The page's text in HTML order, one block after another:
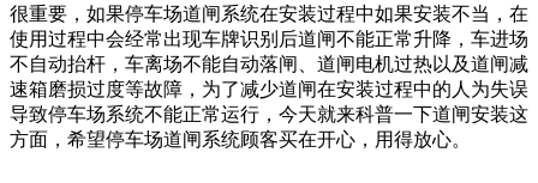
很重要，如果停车场道闸系统在安装过程中如果安装不当，在
使用过程中会经常出现车牌识别后道闸不能正常升降，车进场
不自动抬杆，车离场不能自动落闸、道闸电机过热以及道闸减
速箱磨损过度等故障，为了减少道闸在安装过程中的人为失误
导致停车场系统不能正常运行，今天就来科普一下道闸安装这
方面，希望停车场道闸系统顾客买在开心，用得放心。